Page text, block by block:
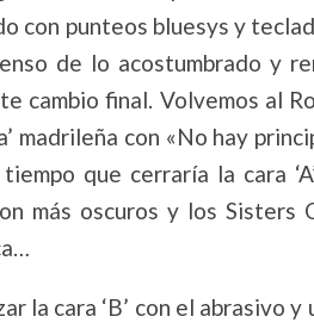
con punteos bluesys y
de lo acostumbrado y
cambio final. Volvemos al
madrileña con «No hay
que cerraría la cara
más oscuros y los Sisters
la cara ‘B’ con el abrasivo